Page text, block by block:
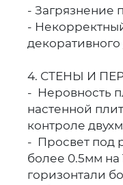
- Загрязнение
-
декоративного
4. СТЕНЫ И
- Неровность
настенной
контроле
- Просвет под
более 0.5мм на
горизонтали